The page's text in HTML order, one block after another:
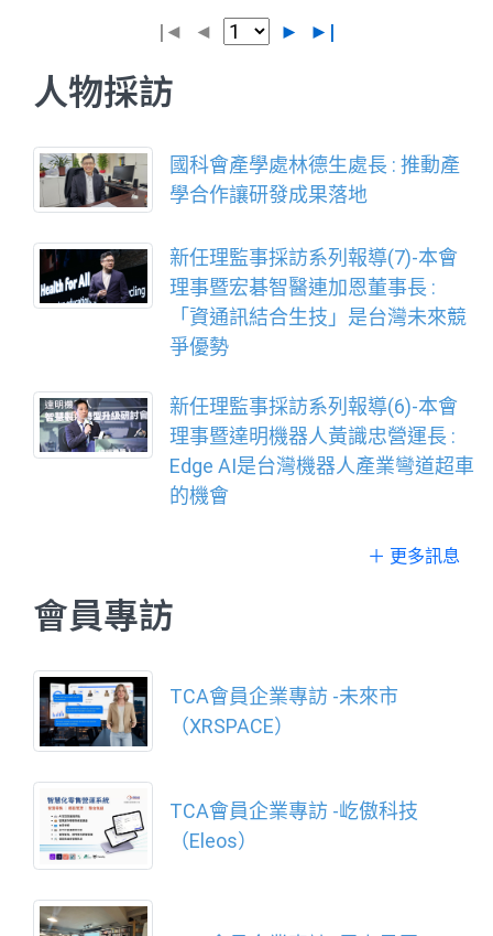
者，具備解決產業問題的完整能
量。AI WAVE SHOW 的目
量。 本會指出，包括 AMD、台
宏碁智通、宏碁智雲、宏碁資訊、
光電智能物流、優必達、威聯通、
明基材料、中華電信、日本SoftBa
電子、緯謙科技、資誠創新諮詢、
美商鄧白氏等國內外科技大廠與諮
詢顧問機構，
幕。本屆競賽自7月30日至8月1日
年組13個職類，共有1,070名技能
戰！技霸魂」為主題，象徵技能選
手面對限制與困難，仍持續精進技
術、突破自我。開幕典禮中，由裁
陳宥任、何忻美，分別帶領全體裁
判及選手宣誓，承諾秉持公平、誠
信及專業精神完成賽事；典禮最後
由鄭副院長、洪部長、各部會代表
56屆全國技能競賽展開。 鄭麗君表
示，全國技能競賽不只是展現技能
的賽事，更是讓青年交流切磋、突
破自我及探索未來的重要舞臺；
來；當年輕人的技能被看見，臺灣
|◄ ◄ ► ►|
人物採訪
國科會產學處林德生處長 : 推動產
學合作讓研發成果落地
新任理監事採訪系列報導(7)-本會
理事暨宏碁智醫連加恩董事長 :
「資通訊結合生技」是台灣未來競
爭優勢
新任理監事採訪系列報導(6)-本會
理事暨達明機器人黃識忠營運長 :
Edge AI是台灣機器人產業彎道超車
的機會
＋ 更多訊息
會員專訪
TCA會員企業專訪 -未來市
（XRSPACE）
TCA會員企業專訪 -屹傲科技
（Eleos）